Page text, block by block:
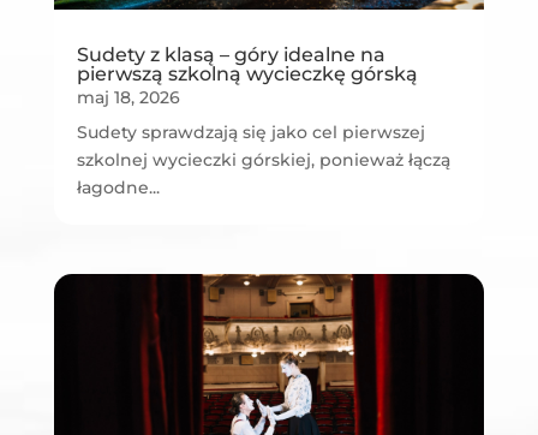
Sudety z klasą – góry idealne na
pierwszą szkolną wycieczkę górską
maj 18, 2026
Sudety sprawdzają się jako cel pierwszej
szkolnej wycieczki górskiej, ponieważ łączą
łagodne...